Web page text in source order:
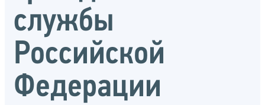
службы
Российской
Федерации